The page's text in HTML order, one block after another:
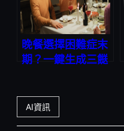
晚餐選擇困難症末
期？一鍵生成三餸
AI資訊